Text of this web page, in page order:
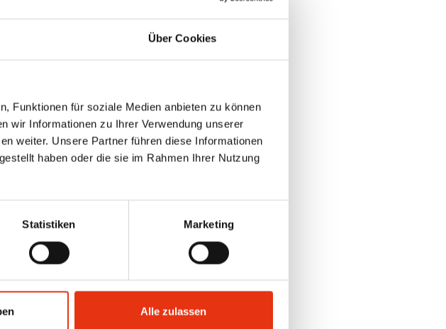
Über Cookies
Funktionen für soziale Medien anbieten zu können
wir Informationen zu Ihrer Verwendung unserer
weiter. Unsere Partner führen diese Informationen
haben oder die sie im Rahmen Ihrer Nutzung
Statistiken Marketing
Alle zulassen
EIN
Wilhelmshaven fertiggestellt. Heute, mehr
unserer absoluten Lieblingsprojekte.
passen. Das fasziniert auch Nordwest-
tollenArtikelgewidmet haben.
Alexis Angelis und Mikkel im Interview